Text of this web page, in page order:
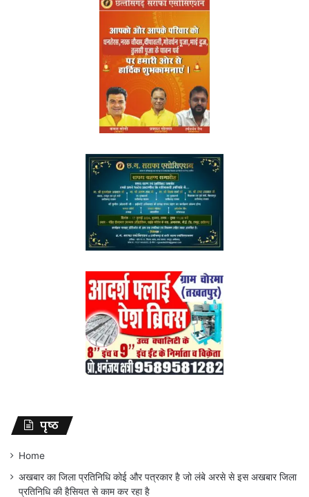
पृष्ठ
Home
अखबार का जिला प्रतिनिधि कोई और पत्रकार है जो लंबे अरसे से इस अखबार जिला
प्रतिनिधि की हैसियत से काम कर रहा है